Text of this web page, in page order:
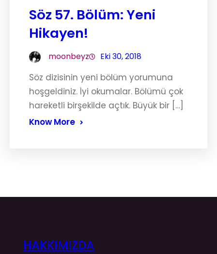
Söz 57. Bölüm: Yeni
Hikayen!
moonbeyz Eki 30, 2018
Söz dizisinin yeni bölüm yorumuna
hoşgeldiniz. İyi okumalar. Bölümü çok
hareketli birşekilde açtık. Büyük bir […]
Know More
HAKKIMIZDA